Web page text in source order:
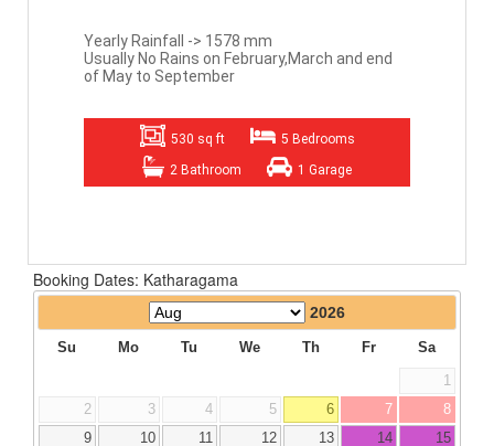
Yearly Rainfall -> 1578 mm
Usually No Rains on February,March and end
of May to September
530 sq ft
5 Bedrooms
2 Bathroom
1 Garage